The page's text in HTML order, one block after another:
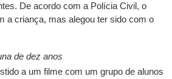
para escolher o portão ideal para seu
como marcas evitam ruídos no
Independentes
De acordo com a Polícia Civil, o
a criança, mas alegou ter sido com o
de dez anos
a um filme com um grupo de alunos